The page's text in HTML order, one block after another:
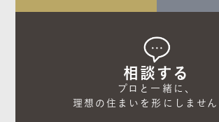
相談する
プロと一緒に、
理想の住まいを形にしません